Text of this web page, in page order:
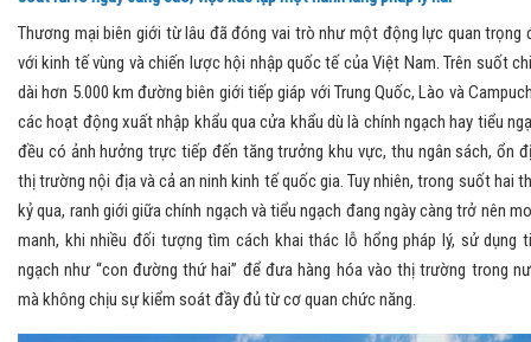
Thương mại biên giới từ lâu đã đóng vai trò như một động lực quan trọng
với kinh tế vùng và chiến lược hội nhập quốc tế của Việt Nam. Trên suốt
dài hơn 5.000 km đường biên giới tiếp giáp với Trung Quốc, Lào và
các hoạt động xuất nhập khẩu qua cửa khẩu dù là chính ngạch hay tiểu
đều có ảnh hưởng trực tiếp đến tăng trưởng khu vực, thu ngân sách, ổn
thị trường nội địa và cả an ninh kinh tế quốc gia. Tuy nhiên, trong suốt hai
kỷ qua, ranh giới giữa chính ngạch và tiểu ngạch đang ngày càng trở nên
manh, khi nhiều đối tượng tìm cách khai thác lỗ hổng pháp lý, sử dụng
ngạch như “con đường thứ hai” để đưa hàng hóa vào thị trường trong
mà không chịu sự kiểm soát đầy đủ từ cơ quan chức năng.